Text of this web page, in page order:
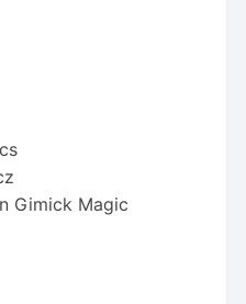
Gimick Magic